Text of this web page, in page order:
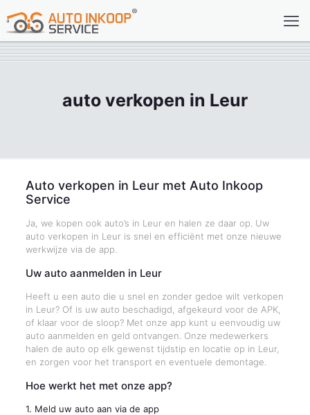
auto verkopen in Leur
Auto verkopen in Leur met Auto Inkoop
Service
Ja, we kopen ook auto’s in Leur en halen ze daar op. Uw
auto verkopen in Leur is snel en efficiënt met onze nieuwe
werkwijze via de app.
Uw auto aanmelden in Leur
Heeft u een auto die u snel en zonder gedoe wilt verkopen
in Leur? Of is uw auto beschadigd, afgekeurd voor de APK,
of klaar voor de sloop? Met onze app kunt u eenvoudig uw
auto aanmelden en geld ontvangen. Onze medewerkers
halen de auto op elk gewenst tijdstip en locatie op in Leur,
en zorgen voor het transport en eventuele demontage.
Hoe werkt het met onze app?
1. Meld uw auto aan via de app